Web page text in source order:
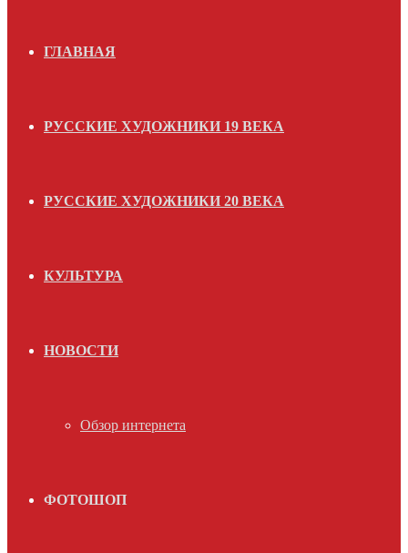
ГЛАВНАЯ
РУССКИЕ ХУДОЖНИКИ 19 ВЕКА
РУССКИЕ ХУДОЖНИКИ 20 ВЕКА
КУЛЬТУРА
НОВОСТИ
Обзор интернета
ФОТОШОП